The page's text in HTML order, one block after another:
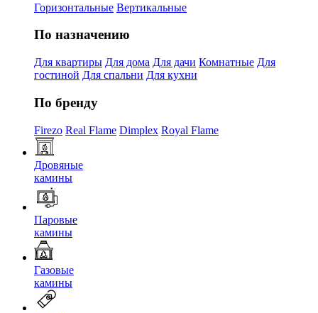
Горизонтальные Вертикальные
По назначению
Для квартиры Для дома Для дачи Комнатные Для
гостиной Для спальни Для кухни
По бренду
Firezo Real Flame Dimplex Royal Flame
Дровяные
камины
Паровые
камины
Газовые
камины